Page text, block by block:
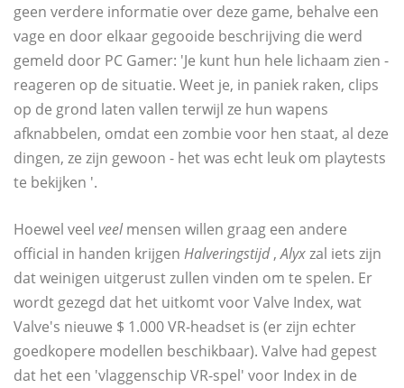
geen verdere informatie over deze game, behalve een
vage en door elkaar gegooide beschrijving die werd
gemeld door PC Gamer: 'Je kunt hun hele lichaam zien -
reageren op de situatie. Weet je, in paniek raken, clips
op de grond laten vallen terwijl ze hun wapens
afknabbelen, omdat een zombie voor hen staat, al deze
dingen, ze zijn gewoon - het was echt leuk om playtests
te bekijken '.
Hoewel veel veelmensen willen graag een andere
official in handen krijgen Halveringstijd,Alyxzal iets zijn
dat weinigen uitgerust zullen vinden om te spelen. Er
wordt gezegd dat het uitkomt voor Valve Index, wat
Valve's nieuwe $ 1.000 VR-headset is (er zijn echter
goedkopere modellen beschikbaar). Valve had gepest
dat het een 'vlaggenschip VR-spel' voor Index in de